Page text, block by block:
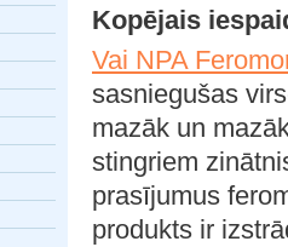
Kopējais
Vai NPA
sasniegušas
mazāk un
stingriem
prasījumus
produkts ir